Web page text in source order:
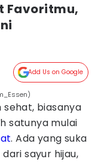
Favoritmu,
Add Us on Google
sehat, biasanya
satunya mulai
. Ada yang suka
sayur hijau,